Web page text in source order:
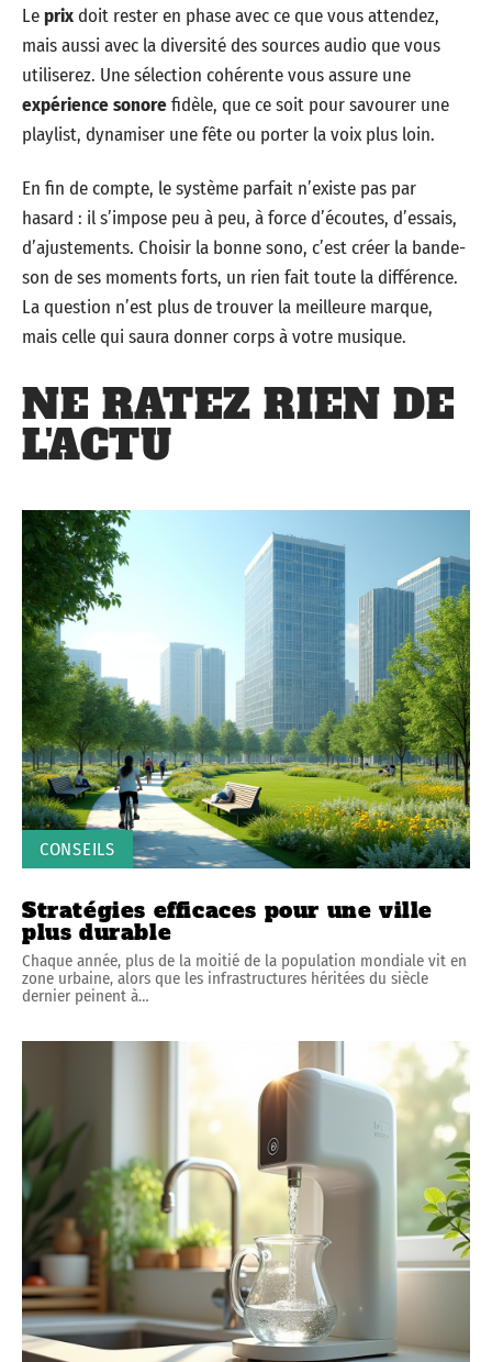
Leprixdoit rester en phase avec ce que vous attendez,
mais aussi avec la diversité des sources audio que vous
utiliserez. Une sélection cohérente vous assure une
expérience sonorefidèle, que ce soit pour savourer une
playlist, dynamiser une fête ou porter la voix plus loin.
En fin de compte, le système parfait n’existe pas par
hasard : il s’impose peu à peu, à force d’écoutes, d’essais,
d’ajustements. Choisir la bonne sono, c’est créer la bande-
son de ses moments forts, un rien fait toute la différence.
La question n’est plus de trouver la meilleure marque,
mais celle qui saura donner corps à votre musique.
NE RATEZ RIEN DE
L'ACTU
CONSEILS
Stratégies efficaces pour une ville
plus durable
Chaque année, plus de la moitié de la population mondiale vit en
zone urbaine, alors que les infrastructures héritées du siècle
dernier peinent à…